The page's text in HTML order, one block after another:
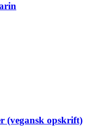
(vegansk opskrift)